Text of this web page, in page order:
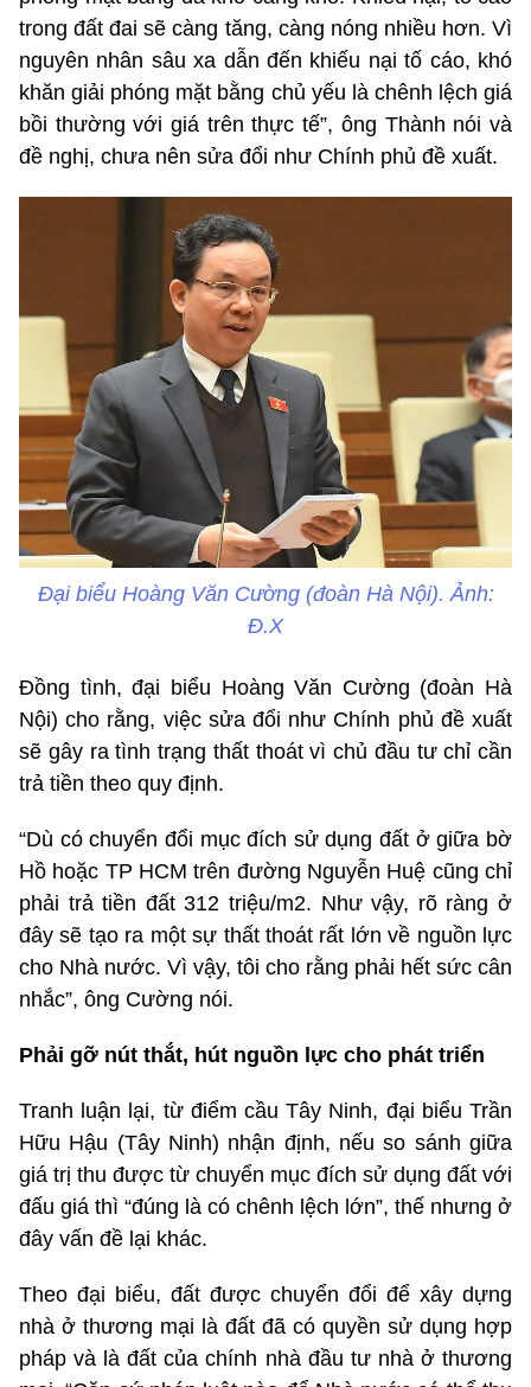
trong đất đai sẽ càng tăng, càng nóng nhiều hơn. Vì
nguyên nhân sâu xa dẫn đến khiếu nại tố cáo, khó
khăn giải phóng mặt bằng chủ yếu là chênh lệch giá
bồi thường với giá trên thực tế”, ông Thành nói và
đề nghị, chưa nên sửa đổi như Chính phủ đề xuất.
Đại biểu Hoàng Văn Cường (đoàn Hà Nội). Ảnh:
Đ.X
Đồng tình, đại biểu Hoàng Văn Cường (đoàn Hà
Nội) cho rằng, việc sửa đổi như Chính phủ đề xuất
sẽ gây ra tình trạng thất thoát vì chủ đầu tư chỉ cần
trả tiền theo quy định.
“Dù có chuyển đổi mục đích sử dụng đất ở giữa bờ
Hồ hoặc TP HCM trên đường Nguyễn Huệ cũng chỉ
phải trả tiền đất 312 triệu/m2. Như vậy, rõ ràng ở
đây sẽ tạo ra một sự thất thoát rất lớn về nguồn lực
cho Nhà nước. Vì vậy, tôi cho rằng phải hết sức cân
nhắc”, ông Cường nói.
Phải gỡ nút thắt, hút nguồn lực cho phát triển
Tranh luận lại, từ điểm cầu Tây Ninh, đại biểu Trần
Hữu Hậu (Tây Ninh) nhận định, nếu so sánh giữa
giá trị thu được từ chuyển mục đích sử dụng đất với
đấu giá thì “đúng là có chênh lệch lớn”, thế nhưng ở
đây vấn đề lại khác.
Theo đại biểu, đất được chuyển đổi để xây dựng
nhà ở thương mại là đất đã có quyền sử dụng hợp
pháp và là đất của chính nhà đầu tư nhà ở thương